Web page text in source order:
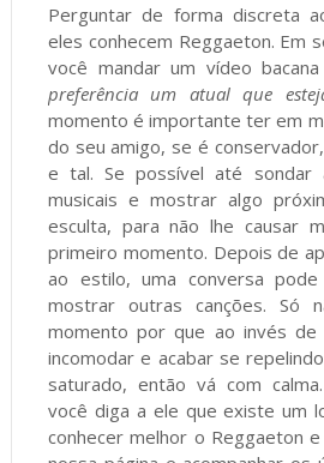
Perguntar de forma discreta
eles conhecem Reggaeton. Em
você mandar um vídeo
preferência um atual que
momento é importante ter em
do seu amigo, se é conservador,
e tal. Se possível até sondar
musicais e mostrar algo
esculta, para não lhe causar
primeiro momento. Depois de
ao estilo, uma conversa
mostrar outras canções. Só
momento por que ao invés
incomodar e acabar se
saturado, então vá com
você diga a ele que existe um
conhecer melhor o Reggaeton